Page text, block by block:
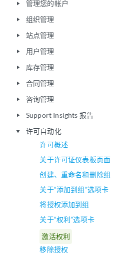
play_arrow 管理您的帐户
play_arrow 组织管理
play_arrow 站点管理
play_arrow 用户管理
play_arrow 库存管理
play_arrow 合同管理
play_arrow 咨询管理
play_arrow Support Insights 报告
play_arrow
许可自动化
许可概述
关于许可证仪表板页面
创建、重命名和删除组
关于“添加到组”选项卡
将授权添加到组
关于“权利”选项卡
激活权利
移除授权